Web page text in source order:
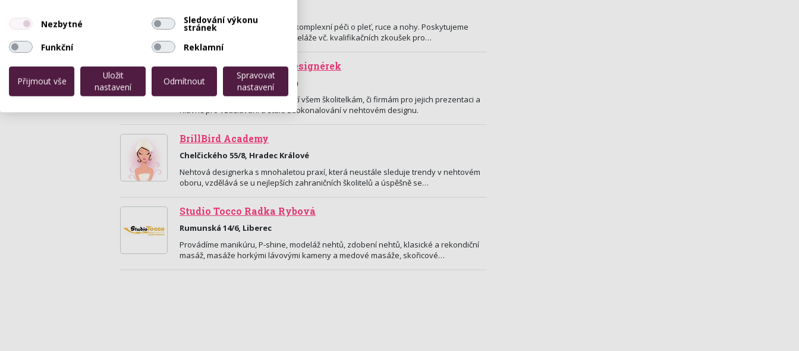
Luxusní kosmetický obchod pro komplexní péči o pleť, ruce a nohy. Poskytujeme
školení manikúry a nehtové modeláže vč. kvalifikačních zkoušek pro…
Akademie nehtových designérek
Resselovo Náměstí 1, Chrudim
Akademie a školící centrum slouží všem školitelkám, či firmám pro jejich prezentaci a
hlavně pro vzdělávání a stálé zdokonalování v nehtovém designu.
BrillBird Academy
Chelčického 55/8, Hradec Králové
Nehtová designerka s mnohaletou praxí, která neustále sleduje trendy v nehtovém
oboru, vzdělává se u nejlepších zahraničních školitelů a úspěšně se…
Studio Tocco Radka Rybová
Rumunská 14/6, Liberec
Provádíme manikúru, P-shine, modeláž nehtů, zdobení nehtů, klasické a rekondiční
masáž, masáže horkými lávovými kameny a medové masáže, skořicové…
Nezbytné Sledování výkonu
stránek
Funkční
Reklamní
Přijmout vše
Uložit
nastavení
Odmítnout
Spravovat
nastavení